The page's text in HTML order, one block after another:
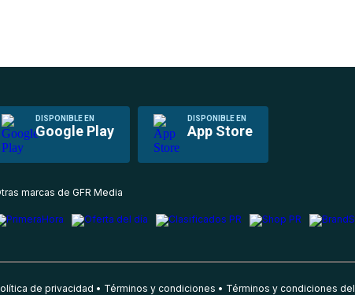
DISPONIBLE EN
Google Play
DISPONIBLE EN
App Store
marcas de GFR Media
de privacidad Términos y condiciones Términos y condiciones